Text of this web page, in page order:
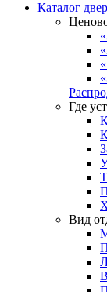
Каталог
Где
Вид